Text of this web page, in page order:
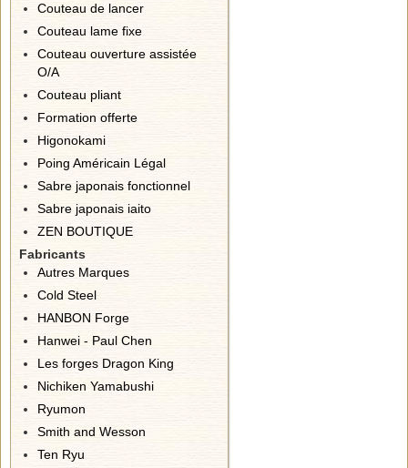
Couteau de lancer
Couteau lame fixe
Couteau ouverture assistée
O/A
Couteau pliant
Formation offerte
Higonokami
Poing Américain Légal
Sabre japonais fonctionnel
Sabre japonais iaito
ZEN BOUTIQUE
Fabricants
Autres Marques
Cold Steel
HANBON Forge
Hanwei - Paul Chen
Les forges Dragon King
Nichiken Yamabushi
Ryumon
Smith and Wesson
Ten Ryu